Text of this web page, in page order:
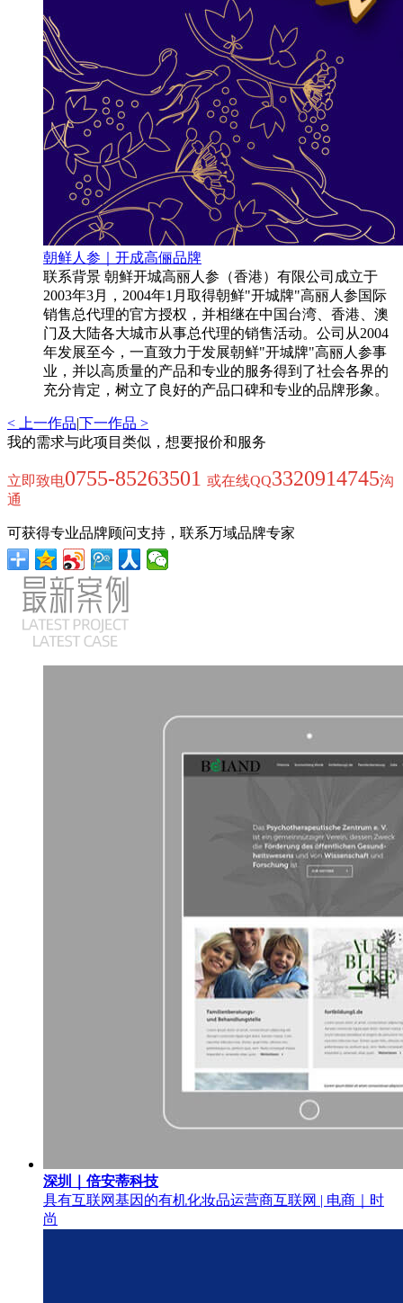
朝鲜人参｜开成高俪品牌
联系背景 朝鲜开城高丽人参（香港）有限公司成立于
2003年3月，2004年1月取得朝鲜"开城牌"高丽人参国际
销售总代理的官方授权，并相继在中国台湾、香港、澳
门及大陆各大城市从事总代理的销售活动。公司从2004
年发展至今，一直致力于发展朝鲜"开城牌"高丽人参事
业，并以高质量的产品和专业的服务得到了社会各界的
充分肯定，树立了良好的产品口碑和专业的品牌形象。
< 上一作品|下一作品 >
我的需求与此项目类似，想要报价和服务
立即致电0755-85263501 或在线QQ3320914745沟
通
可获得专业品牌顾问支持，联系万域品牌专家
深圳｜倍安蒂科技
具有互联网基因的有机化妆品运营商互联网 | 电商｜时
尚